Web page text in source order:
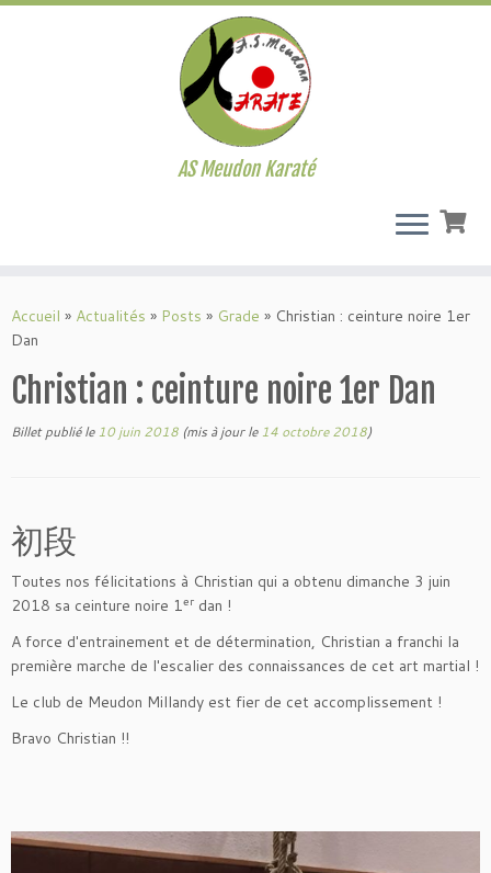
au
contenu
AS Meudon Karaté
Accueil » Actualités » Posts » Grade » Christian : ceinture noire 1er
Dan
Christian : ceinture noire 1er Dan
Billet publié le 10 juin 2018 (mis à jour le 14 octobre 2018)
初段
Toutes nos félicitations à Christian qui a obtenu dimanche 3 juin
2018 sa ceinture noire 1er dan !
A force d'entrainement et de détermination, Christian a franchi la
première marche de l'escalier des connaissances de cet art martial !
Le club de Meudon Millandy est fier de cet accomplissement !
Bravo Christian !!